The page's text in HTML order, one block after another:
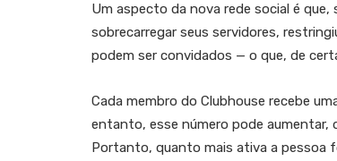
Um aspecto da nova rede social é que,
sobrecarregar seus servidores,
podem ser convidados — o que, de
Cada membro do Clubhouse recebe
entanto, esse número pode aumentar,
Portanto, quanto mais ativa a pessoa